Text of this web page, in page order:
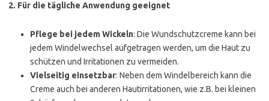
2. Für die tägliche Anwendung geeignet
Pflege bei jedem Wickeln: Die Wundschutzcreme kann bei
jedem Windelwechsel aufgetragen werden, um die Haut zu
schützen und Irritationen zu vermeiden.
Vielseitig einsetzbar: Neben dem Windelbereich kann die
Creme auch bei anderen Hautirritationen, wie z.B. bei kleinen